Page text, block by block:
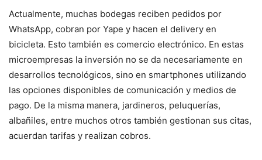
Actualmente, muchas bodegas reciben pedidos por
WhatsApp, cobran por Yape y hacen el delivery en
bicicleta. Esto también es comercio electrónico. En estas
microempresas la inversión no se da necesariamente en
desarrollos tecnológicos, sino en smartphones utilizando
las opciones disponibles de comunicación y medios de
pago. De la misma manera, jardineros, peluquerías,
albañiles, entre muchos otros también gestionan sus citas,
acuerdan tarifas y realizan cobros.